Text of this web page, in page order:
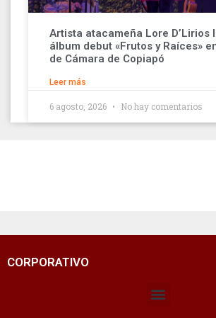
Artista atacameña Lore D’Lirios
álbum debut «Frutos y Raíces»
de Cámara de Copiapó
Leer más
6 agosto, 2026 No hay comentarios
CORPORATIVO